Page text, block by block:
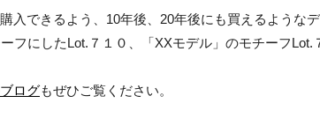
入できるよう、10年後、20年後にも買えるような
フにしたLot.７１０、「XXモデル」のモチーフ
ログもぜひご覧ください。